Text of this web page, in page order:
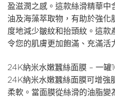
盈滋潤之感。這款絲滑精華中
油及海藻萃取物，有助於強化
度地減少皺紋和抬頭紋。這款
令您的肌膚更加飽滿、充滿活
24K納米水嫩蠶絲面膜 – 一罐
24K納米水嫩蠶絲面膜可增強
柔軟。當面膜從絲滑的油脂變